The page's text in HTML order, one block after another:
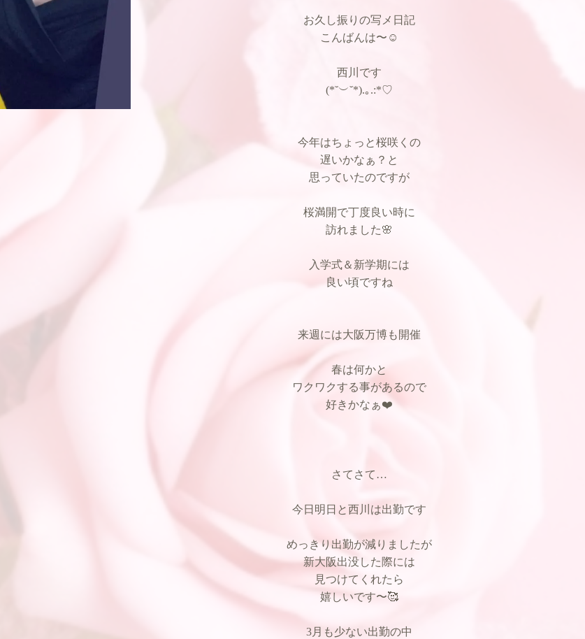
お久し振りの写メ日記
こんばんは〜☺️
西川です
(*˘︶˘*).｡.:*♡
今年はちょっと桜咲くの
遅いかなぁ？と
思っていたのですが
桜満開で丁度良い時に
訪れました🌸
入学式＆新学期には
良い頃ですね
来週には大阪万博も開催
春は何かと
ワクワクする事があるので
好きかなぁ❤️
さてさて…
今日明日と西川は出勤です
めっきり出勤が減りましたが
新大阪出没した際には
見つけてくれたら
嬉しいです〜🥰
3月も少ない出勤の中